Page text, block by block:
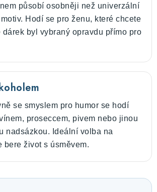
působí osobněji než univerzální
Hodí se pro ženu, které chcete
dárek byl vybraný opravdu přímo pro
se smyslem pro humor se hodí
proseccem, pivem nebo jinou
nadsázkou. Ideální volba na
bere život s úsměvem.